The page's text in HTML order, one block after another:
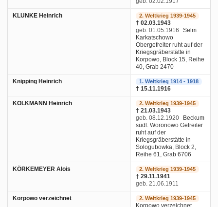
KLUNKE Heinrich 2. Weltkrieg 1939-1945
† 02.03.1943
geb. 01.05.1916
Selm
Karkatschowo
Obergefreiter ruht auf der
Kriegsgräberstätte in
Korpowo, Block 15, Reihe
40, Grab 2470
Knipping Heinrich 1. Weltkrieg 1914 - 1918
† 15.11.1916
KOLKMANN Heinrich 2. Weltkrieg 1939-1945
† 21.03.1943
geb. 08.12.1920
Beckum
südl. Woronowo Gefreiter
ruht auf der
Kriegsgräberstätte in
Sologubowka, Block 2,
Reihe 61, Grab 6706
KÖRKEMEYER Alois 2. Weltkrieg 1939-1945
† 29.11.1941
geb. 21.06.1911
Korpowo verzeichnet 2. Weltkrieg 1939-1945
Korpowo verzeichnet